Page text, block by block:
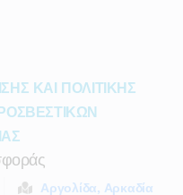
ΚΑΙ ΠΟΛΙΤΙΚΗΣ
Αργολίδα, Αρκαδία